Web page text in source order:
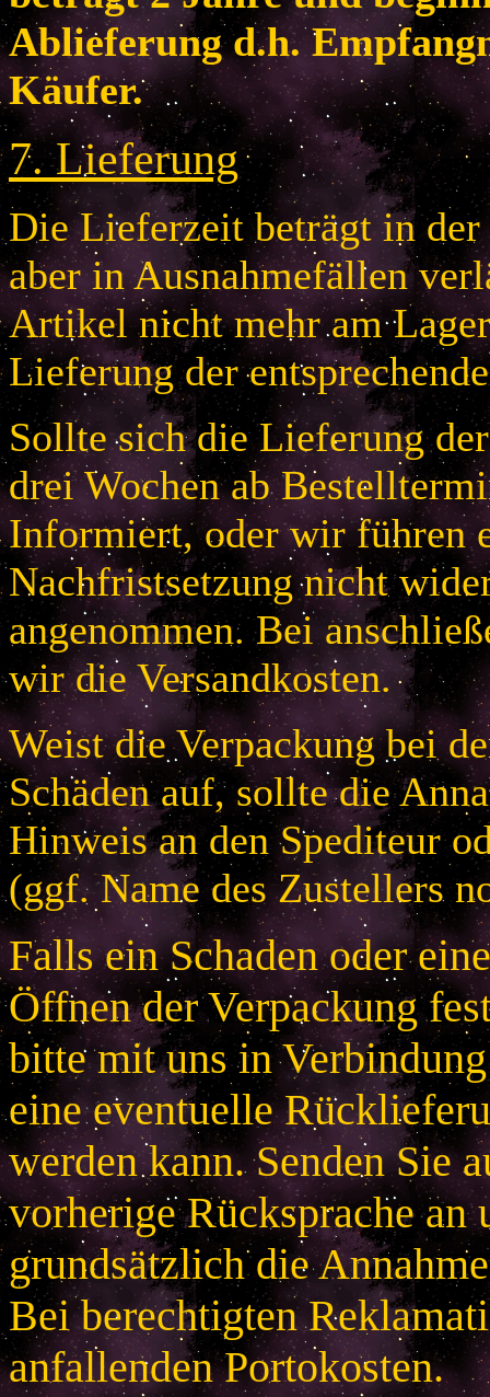
Ablieferung d.h.
Käufer.
7.Lieferung
Die Lieferzeit beträgt in der
aber in Ausnahmefällen
Artikel nicht mehr am
Lieferung der
Sollte sich die Lieferung
drei Wochen ab
Informiert, oder wir führen
Nachfristsetzung nicht
angenommen. Bei
wir die Versandkosten.
Weist die Verpackung bei
Schäden auf, sollte die
Hinweis an den Spediteur
(ggf. Name des Zustellers
Falls ein Schaden oder
Öffnen der Verpackung
bitte mit uns in
eine eventuelle
werden kann. Senden Sie
vorherige Rücksprache
grundsätzlich die
Bei berechtigten
anfallenden Portokosten.